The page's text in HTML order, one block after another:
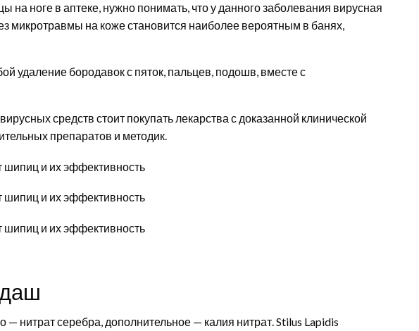
на ноге в аптеке, нужно понимать, что у данного заболевания вирусная
микротравмы на коже становится наиболее вероятным в банях,
удаление бородавок с пяток, пальцев, подошв, вместе с
средств стоит покупать лекарства с доказанной клинической
препаратов и методик.
нитрат серебра, дополнительное — калия нитрат. Stilus Lapidis